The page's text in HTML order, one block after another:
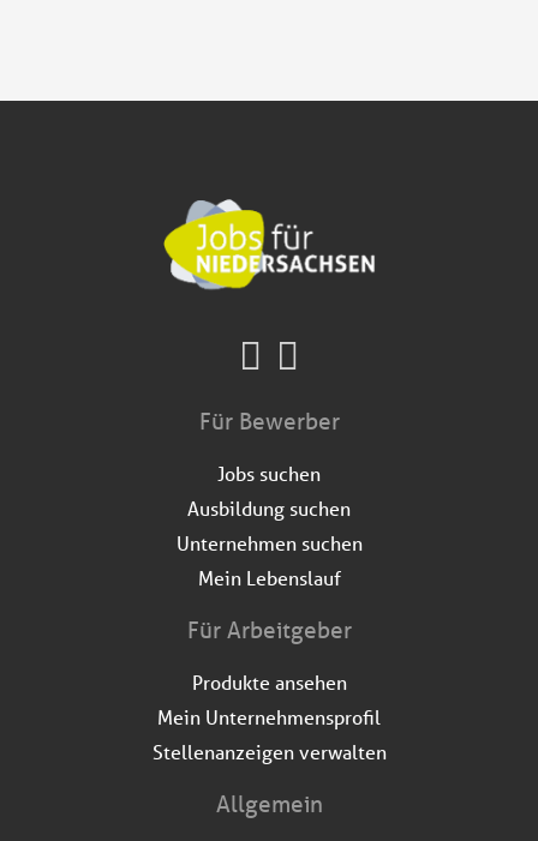
Für Bewerber
Jobs suchen
Ausbildung suchen
Unternehmen suchen
Mein Lebenslauf
Für Arbeitgeber
Produkte ansehen
Mein Unternehmensprofil
Stellenanzeigen verwalten
Allgemein